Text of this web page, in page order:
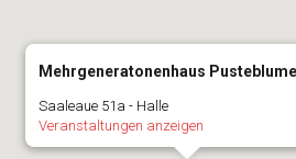
Mehrgeneratonenhaus Pusteblume
Saaleaue 51a - Halle
Veranstaltungen anzeigen